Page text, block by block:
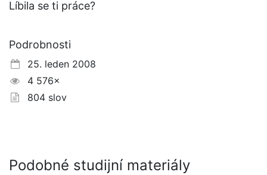
Líbila se ti práce?
Podrobnosti
25. leden 2008
4 576×
804 slov
Podobné studijní materiály